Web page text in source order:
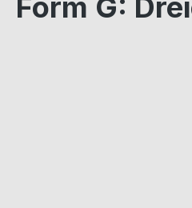
Form G: